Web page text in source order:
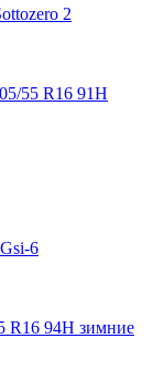
55 R16 91H
R16 94H зимние